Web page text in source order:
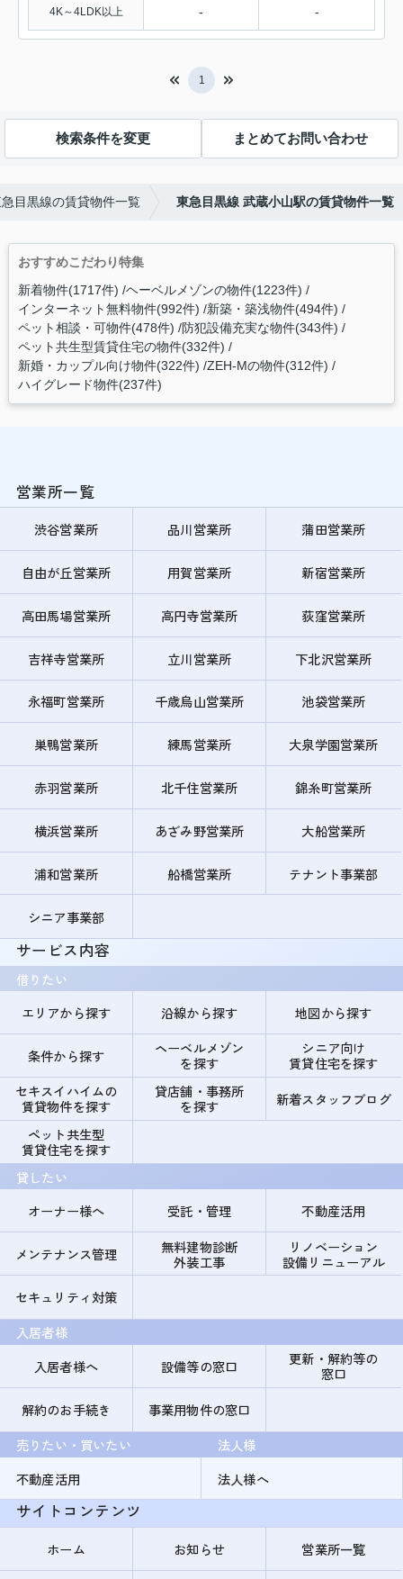
4K～4LDK以上 - -
1
検索条件を変更 まとめてお問い合わせ
目黒線の賃貸物件一覧 東急目黒線 武蔵小山駅の賃貸物件一覧
おすすめこだわり特集
新着物件(1717件) ヘーベルメゾンの物件(1223件)
インターネット無料物件(992件) 新築・築浅物件(494件)
ペット相談・可物件(478件) 防犯設備充実な物件(343件)
ペット共生型賃貸住宅の物件(332件)
新婚・カップル向け物件(322件) ZEH-Mの物件(312件)
ハイグレード物件(237件)
営業所一覧
渋谷営業所 品川営業所 蒲田営業所
自由が丘営業所 用賀営業所 新宿営業所
高田馬場営業所 高円寺営業所 荻窪営業所
吉祥寺営業所 立川営業所 下北沢営業所
永福町営業所 千歳烏山営業所 池袋営業所
巣鴨営業所 練馬営業所 大泉学園営業所
赤羽営業所 北千住営業所 錦糸町営業所
横浜営業所 あざみ野営業所 大船営業所
浦和営業所 船橋営業所 テナント事業部
シニア事業部
サービス内容
借りたい
エリアから探す
沿線から探す 地図から探す
条件から探す
ヘーベルメゾン
を探す
シニア向け
賃貸住宅を探す
セキスイハイムの
賃貸物件を探す
貸店舗・事務所
を探す
新着スタッフブログ
ペット共生型
賃貸住宅を探す
貸したい
オーナー様へ
受託・管理 不動産活用
メンテナンス管理
無料建物診断
外装工事
リノベーション
設備リニューアル
セキュリティ対策
入居者様
入居者様へ
設備等の窓口
更新・解約等の
窓口
解約のお手続き
事業用物件の窓口
売りたい・買いたい
不動産活用
法人様
法人様へ
サイトコンテンツ
ホーム お知らせ 営業所一覧